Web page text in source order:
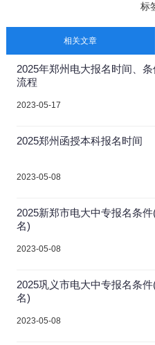
标
相关文章
2025年郑州电大报名时间、条
流程
2023-05-17
2025郑州函授本科报名时间
2023-05-08
2025新郑市电大中专报名条
名)
2023-05-08
2025巩义市电大中专报名条
名)
2023-05-08